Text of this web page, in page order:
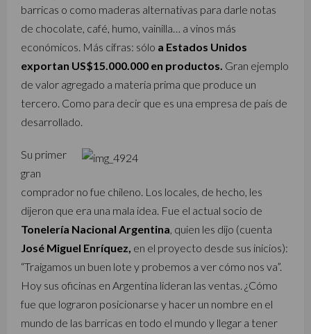
barricas o como maderas alternativas para darle notas
de chocolate, café, humo, vainilla… a vinos más
económicos. Más cifras: sólo a Estados Unidos
exportan US$15.000.000 en productos. Gran ejemplo
de valor agregado a materia prima que produce un
tercero. Como para decir que es una empresa de país de
desarrollado.
Su primer
gran
comprador no fue chileno. Los locales, de hecho, les
dijeron que era una mala idea. Fue el actual socio de
Tonelería Nacional Argentina, quien les dijo (cuenta
José Miguel Enríquez, en el proyecto desde sus inicios):
“Traigamos un buen lote y probemos a ver cómo nos va”.
Hoy sus oficinas en Argentina lideran las ventas. ¿Cómo
fue que lograron posicionarse y hacer un nombre en el
mundo de las barricas en todo el mundo y llegar a tener